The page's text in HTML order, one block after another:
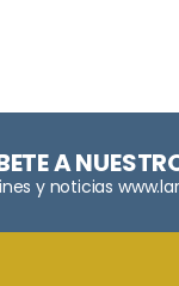
A
y noticias